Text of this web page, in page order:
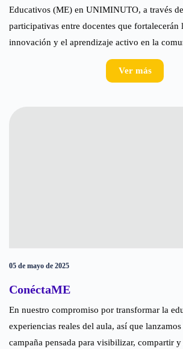
Educativos (ME) en UNIMINUTO, a través
participativas entre docentes que
innovación y el aprendizaje activo en la
Ver más
05 de mayo de 2025
ConéctaME
En nuestro compromiso por transformar la
experiencias reales del aula, así que
campaña pensada para visibilizar, compartir